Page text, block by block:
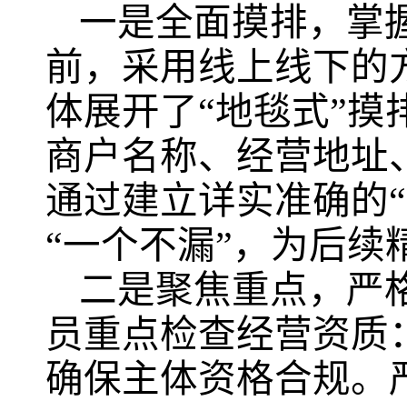
一是全面摸排，掌
前，采用线上线下的
体展开了“地毯式”
商户名称、经营地址
通过建立详实准确的
“一个不漏”，为后续
二是聚焦重点，严
员重点检查经营资
确保主体资格合规。